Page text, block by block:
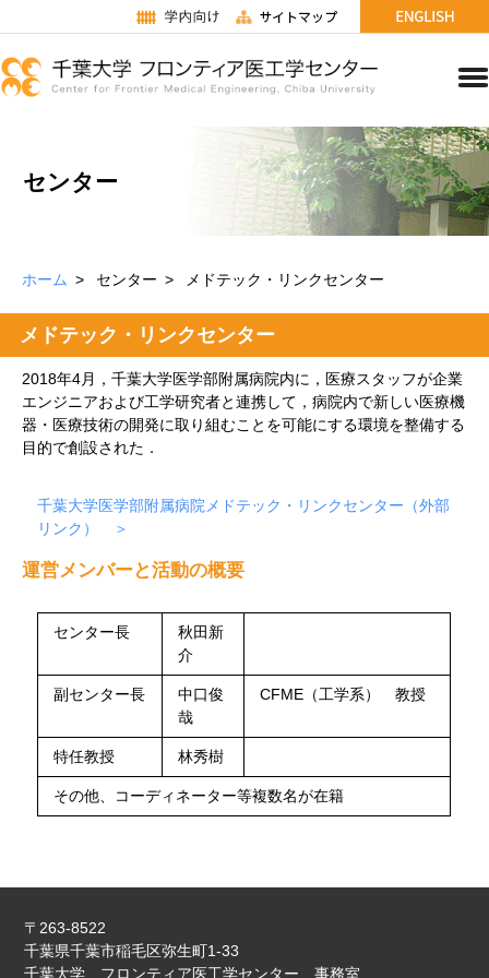
センター
ホーム センター メドテック・リンクセンター
メドテック・リンクセンター
2018年4月，千葉大学医学部附属病院内に，医療スタッフが企業
エンジニアおよび工学研究者と連携して，病院内で新しい医療機
器・医療技術の開発に取り組むことを可能にする環境を整備する
目的で創設された．
千葉大学医学部附属病院メドテック・リンクセンター（外部
リンク）
運営メンバーと活動の概要
センター長
秋田新
介
副センター長
中口俊
哉
CFME（工学系） 教授
特任教授 林秀樹
その他、コーディネーター等複数名が在籍
〒263-8522
千葉県千葉市稲毛区弥生町1-33
千葉大学 フロンティア医工学センター 事務室